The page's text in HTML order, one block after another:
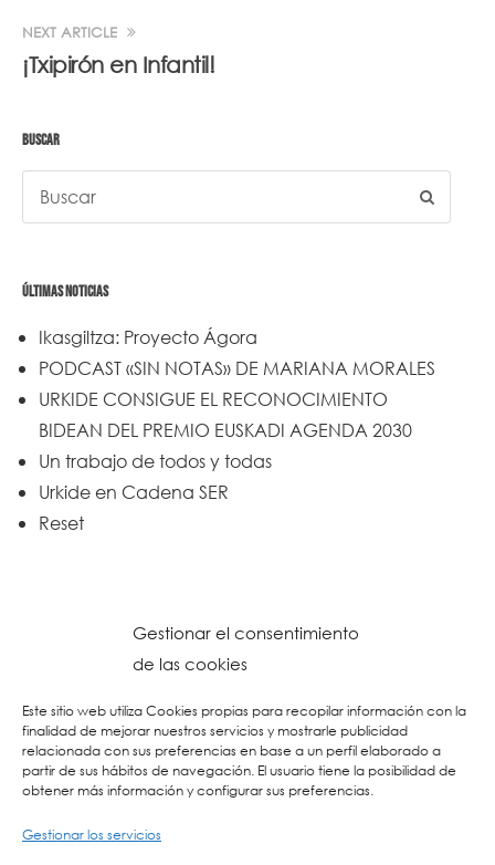
Gestionar el consentimiento
de las cookies
Este sitio web utiliza Cookies propias para recopilar información con la
finalidad de mejorar nuestros servicios y mostrarle publicidad
relacionada con sus preferencias en base a un perfil elaborado a
partir de sus hábitos de navegación. El usuario tiene la posibilidad de
obtener más información y configurar sus preferencias.
Gestionar los servicios
NEXT ARTICLE
¡Txipirón en Infantil!
BUSCAR
ÚLTIMAS NOTICIAS
Ikasgiltza: Proyecto Ágora
PODCAST «SIN NOTAS» DE MARIANA MORALES
URKIDE CONSIGUE EL RECONOCIMIENTO
BIDEAN DEL PREMIO EUSKADI AGENDA 2030
Un trabajo de todos y todas
Urkide en Cadena SER
Reset